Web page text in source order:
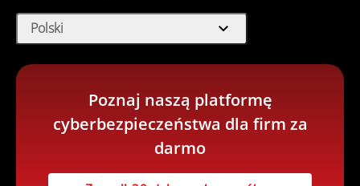
Polski expand_more
Poznaj naszą platformę
cyberbezpieczeństwa dla firm za
darmo